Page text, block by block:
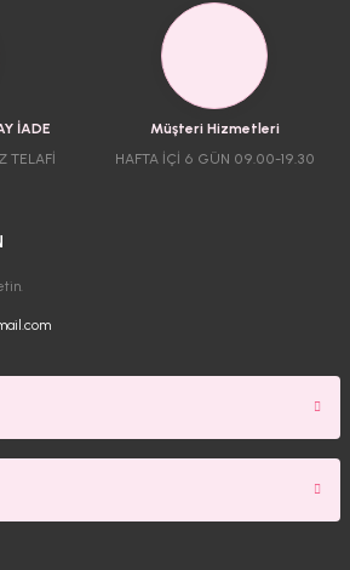
İADE
TELAFİ
Müşteri Hizmetleri
HAFTA İÇİ 6 GÜN 09.00-19.30